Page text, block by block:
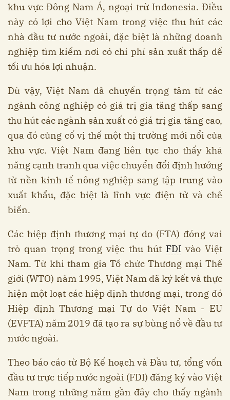
khu vực Đông Nam Á, ngoại trừ Indonesia. Điều
này có lợi cho Việt Nam trong việc thu hút các
nhà đầu tư nước ngoài, đặc biệt là những doanh
nghiệp tìm kiếm nơi có chi phí sản xuất thấp để
tối ưu hóa lợi nhuận.
Dù vậy, Việt Nam đã chuyển trọng tâm từ các
ngành công nghiệp có giá trị gia tăng thấp sang
thu hút các ngành sản xuất có giá trị gia tăng cao,
qua đó củng cố vị thế một thị trường mới nổi của
khu vực. Việt Nam đang liên tục cho thấy khả
năng cạnh tranh qua việc chuyển đổi định hướng
từ nền kinh tế nông nghiệp sang tập trung vào
xuất khẩu, đặc biệt là lĩnh vực điện tử và chế
biến.
Các hiệp định thương mại tự do (FTA) đóng vai
trò quan trọng trong việc thu hút FDIvào Việt
Nam. Từ khi tham gia Tổ chức Thương mại Thế
giới (WTO) năm 1995, Việt Nam đã ký kết và thực
hiện một loạt các hiệp định thương mại, trong đó
Hiệp định Thương mại Tự do Việt Nam - EU
(EVFTA) năm 2019 đã tạo ra sự bùng nổ về đầu tư
nước ngoài.
Theo báo cáo từ Bộ Kế hoạch và Đầu tư, tổng vốn
đầu tư trực tiếp nước ngoài (FDI) đăng ký vào Việt
Nam trong những năm gần đây cho thấy ngành